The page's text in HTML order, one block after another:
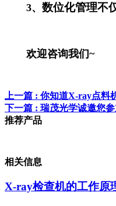
3、 数位化管理不
欢迎咨询我们~
上一篇 : 你知道X-ray点料
下一篇 : 瑞茂光学诚邀您
推荐产品
相关信息
X-ray检查机的工作原